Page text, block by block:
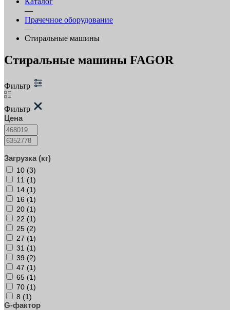
—
Прачечное оборудование
—
Стиральные машины
Стиральные машины FAGOR
Фильтр
Фильтр
Цена
Загрузка (кг)
10 (3)
11 (1)
14 (1)
16 (1)
20 (1)
22 (1)
25 (2)
27 (1)
31 (1)
39 (2)
47 (1)
65 (1)
70 (1)
8 (1)
G-фактор